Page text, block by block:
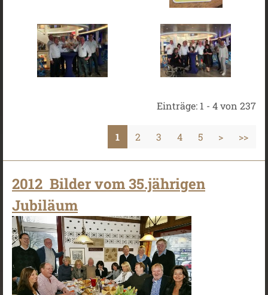
Einträge: 1 - 4 von 237
1 2 3 4 5 > >>
2012 Bilder vom 35.jährigen
Jubiläum